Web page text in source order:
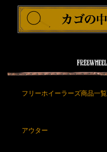
フリーホイーラーズ商品一覧
アウター